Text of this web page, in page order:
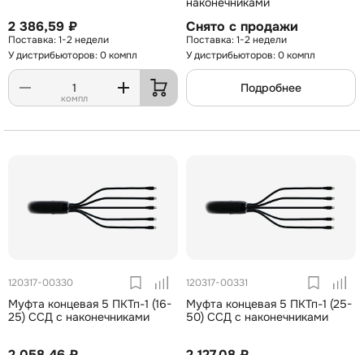
2 386,59 ₽
1-2 недели
У дистрибьюторов: 0 компл
компл
Снято с продажи
1-2 недели
У дистрибьюторов: 0 компл
Подробнее
120317-00330
Муфта концевая 5 ПКТп-1 (16-
25) ССД с наконечниками
120317-00331
Муфта концевая 5 ПКТп-1 (25-
50) ССД с наконечниками